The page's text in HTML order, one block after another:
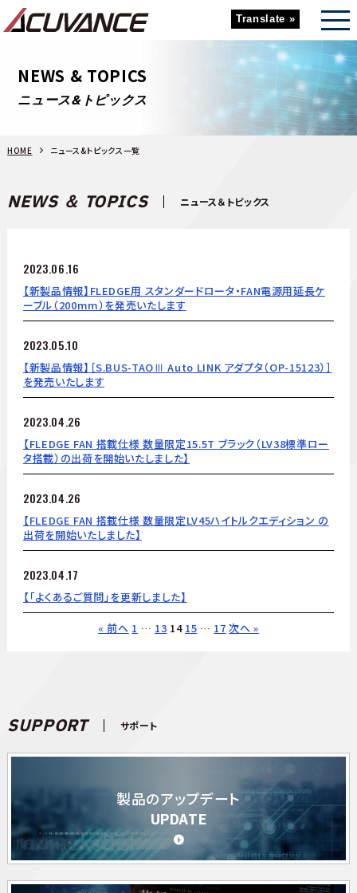
NEWS & TOPICS
ニュース&トピックス
HOME ニュース&トピックス一覧
NEWS ＆ TOPICS ニュース＆トピックス
2023.06.16
【新製品情報】FLEDGE用 スタンダードロータ・FAN電源用延長ケ
ーブル（200mm）を発売いたします
2023.05.10
【新製品情報】［S.BUS-TAOⅢ Auto LINK アダプタ（OP-15123）］
を発売いたします
2023.04.26
【FLEDGE FAN 搭載仕様 数量限定15.5T ブラック（LV38標準ロー
タ搭載）の出荷を開始いたしました】
2023.04.26
【FLEDGE FAN 搭載仕様 数量限定LV45ハイトルクエディション の
出荷を開始いたしました】
2023.04.17
【「よくあるご質問」を更新しました】
« 前へ 1 … 13 14 15 … 17 次へ »
SUPPORT サポート
製品のアップデート
UPDATE
Translate »